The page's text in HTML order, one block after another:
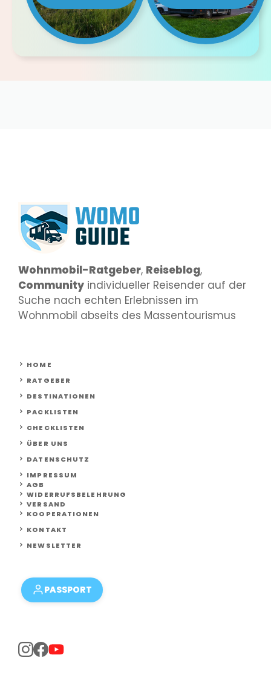
Wohnmobil-Ratgeber, Reiseblog,
Community individueller Reisender auf der
Suche nach echten Erlebnissen im
Wohnmobil abseits des Massentourismus
HOME
RATGEBER
DESTINATIONEN
PACKLISTEN
CHECKLISTEN
ÜBER UNS
DATENSCHUTZ
IMPRESSUM
AGB
WIDERRUFSBELEHRUNG
VERSAND
KOOPERATIONEN
KONTAKT
NEWSLETTER
PASSPORT